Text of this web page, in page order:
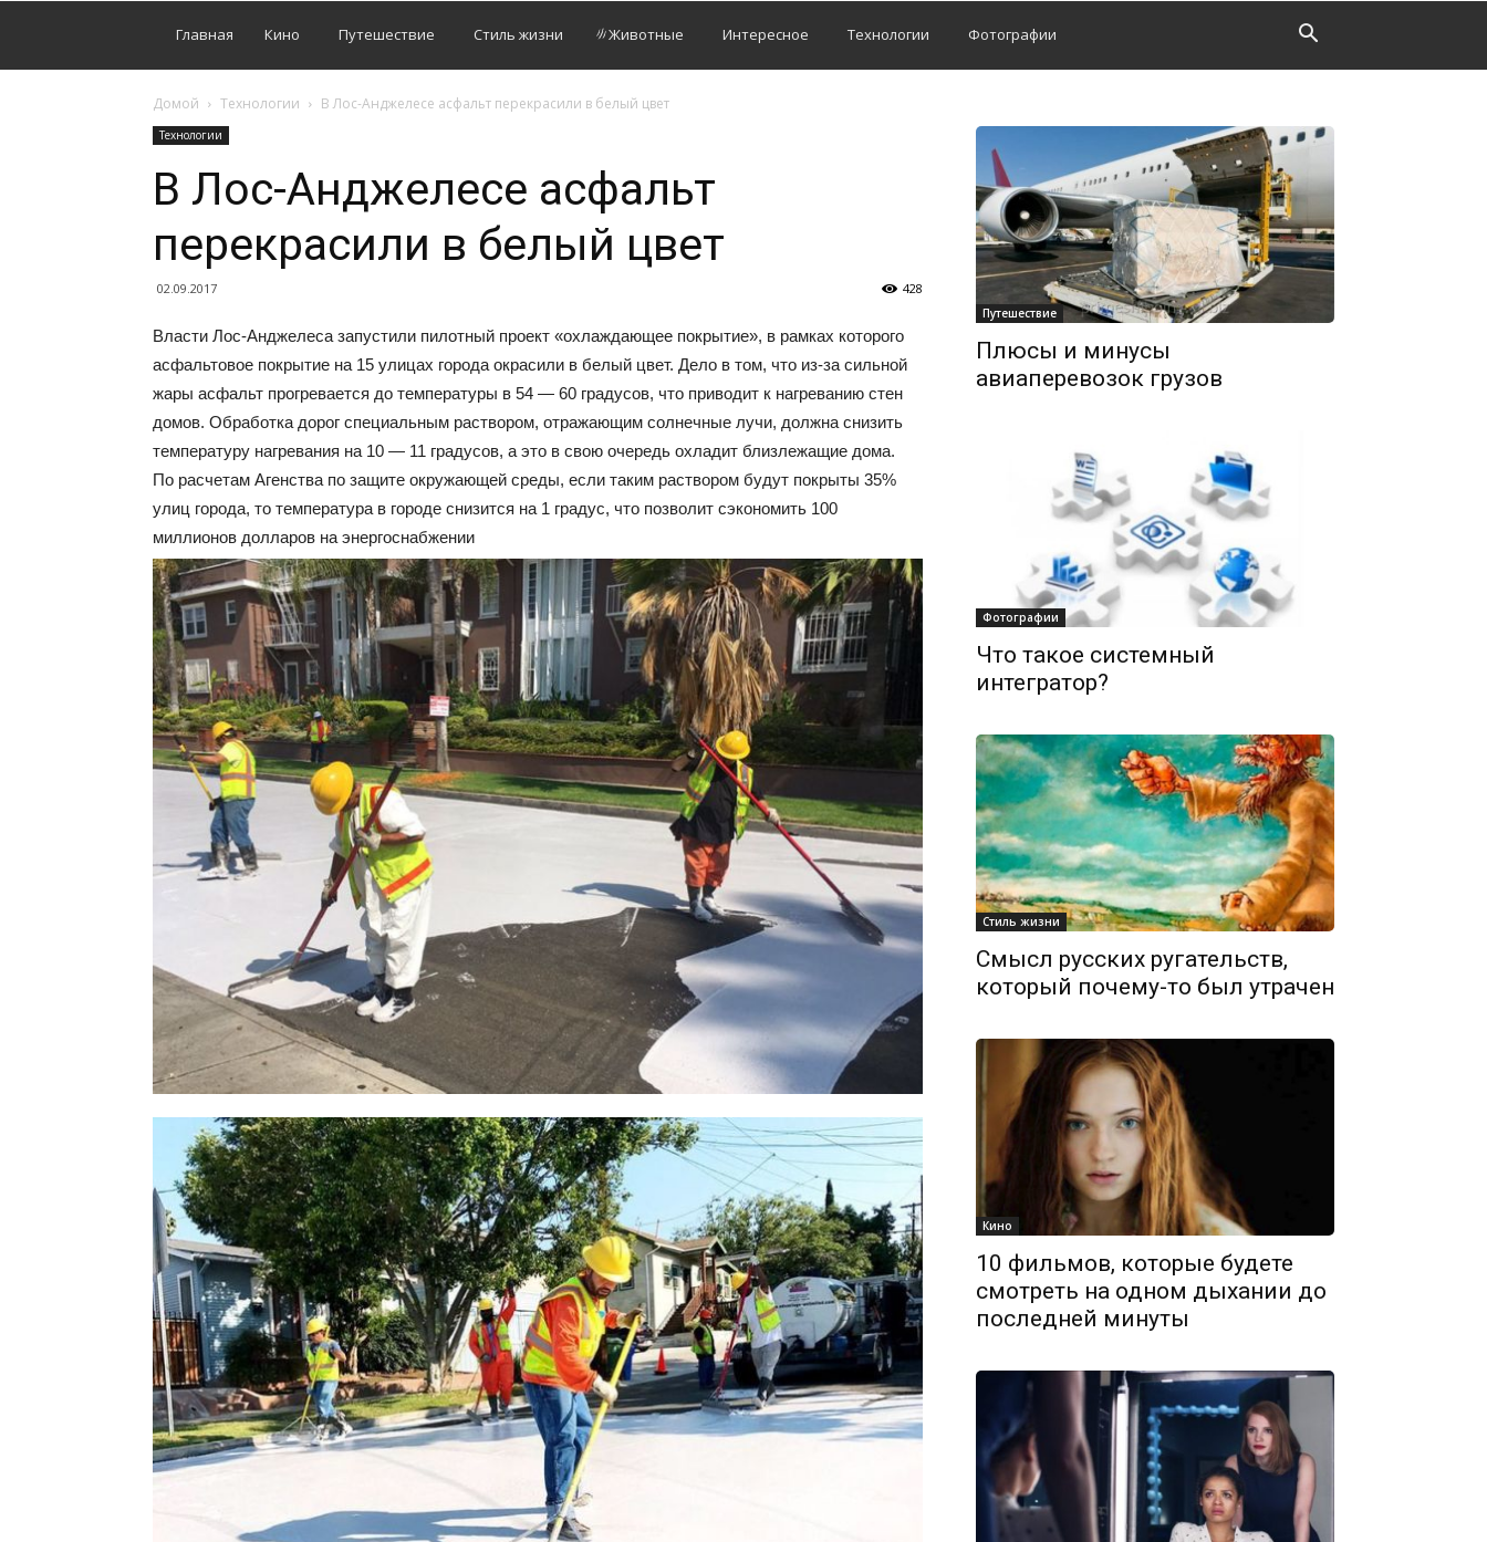
Главная Кино Путешествие Стиль жизни Животные Интересное Технологии Фотографии
Домой Технологии В Лос-Анджелесе асфальт перекрасили в белый цвет
Технологии
В Лос-Анджелесе асфальт
перекрасили в белый цвет
02.09.2017 428
Власти Лос-Анджелеса запустили пилотный проект «охлаждающее покрытие», в рамках которого
асфальтовое покрытие на 15 улицах города окрасили в белый цвет. Дело в том, что из-за сильной
жары асфальт прогревается до температуры в 54 — 60 градусов, что приводит к нагреванию стен
домов. Обработка дорог специальным раствором, отражающим солнечные лучи, должна снизить
температуру нагревания на 10 — 11 градусов, а это в свою очередь охладит близлежащие дома.
По расчетам Агенства по защите окружающей среды, если таким раствором будут покрыты 35%
улиц города, то температура в городе снизится на 1 градус, что позволит сэкономить 100
миллионов долларов на энергоснабжении
Путешествие
Плюсы и минусы
авиаперевозок грузов
Фотографии
Что такое системный
интегратор?
Стиль жизни
Смысл русских ругательств,
который почему-то был утрачен
Кино
10 фильмов, которые будете
смотреть на одном дыхании до
последней минуты